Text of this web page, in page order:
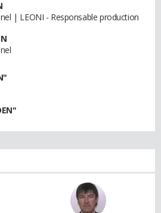
| LEONI - Responsable production